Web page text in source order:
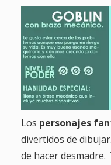
Los personajes
divertidos de
de hacer